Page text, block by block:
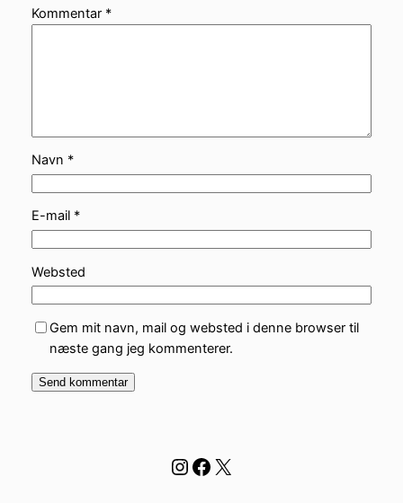
Kommentar *
Navn *
E-mail *
Websted
Gem mit navn, mail og websted i denne browser til
næste gang jeg kommenterer.
Instagram
Facebook
X